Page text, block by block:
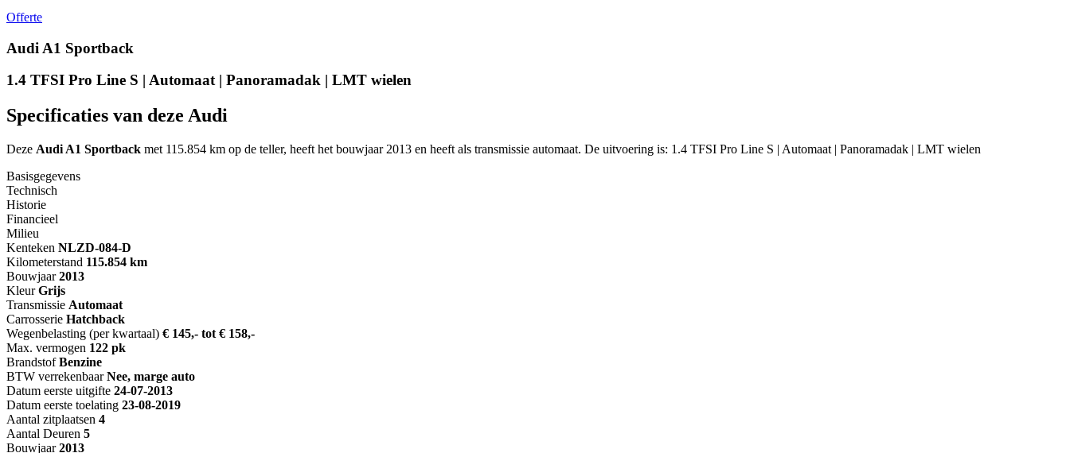
Offerte
Audi A1 Sportback
1.4 TFSI Pro Line S | Automaat | Panoramadak | LMT wielen
Specificaties van deze Audi
Deze Audi A1 Sportback met 115.854 km op de teller, heeft het bouwjaar 2013 en heeft als transmissie automaat. De uitvoering is: 1.4 TFSI Pro Line S | Automaat | Panoramadak | LMT wielen
Basisgegevens
Technisch
Historie
Financieel
Milieu
Kenteken NLZD-084-D
Kilometerstand 115.854 km
Bouwjaar 2013
Kleur Grijs
Transmissie Automaat
Carrosserie Hatchback
Wegenbelasting (per kwartaal) € 145,- tot € 158,-
Max. vermogen 122 pk
Brandstof Benzine
BTW verrekenbaar Nee, marge auto
Datum eerste uitgifte 24-07-2013
Datum eerste toelating 23-08-2019
Aantal zitplaatsen 4
Aantal Deuren 5
Bouwjaar 2013